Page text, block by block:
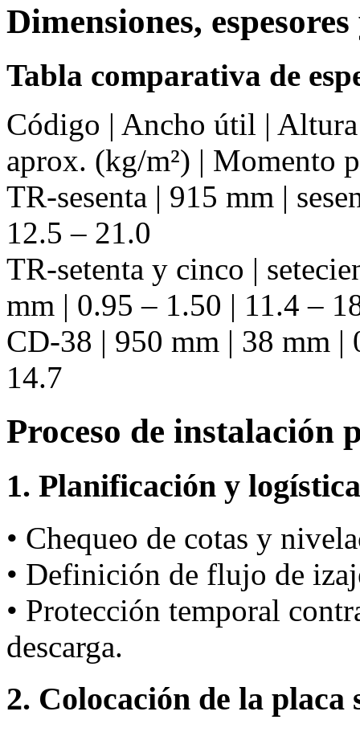
Dimensiones,
Tabla comparativa de
Código | Ancho útil |
aprox. (kg/m²) | Momento
TR-sesenta | 915 mm |
12.5 – 21.0
TR-setenta y cinco |
mm | 0.95 – 1.50 | 11.4 –
CD-38 | 950 mm | 38 mm |
14.7
Proceso de instalación
1. Planificación y
• Chequeo de cotas y
• Definición de flujo de
• Protección temporal
descarga.
2. Colocación de la placa